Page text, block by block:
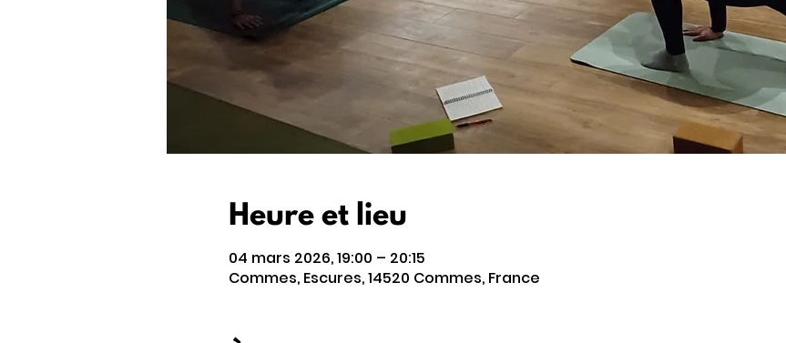
Heure et lieu
04 mars 2026, 19:00 – 20:15
Commes, Escures, 14520 Commes, France